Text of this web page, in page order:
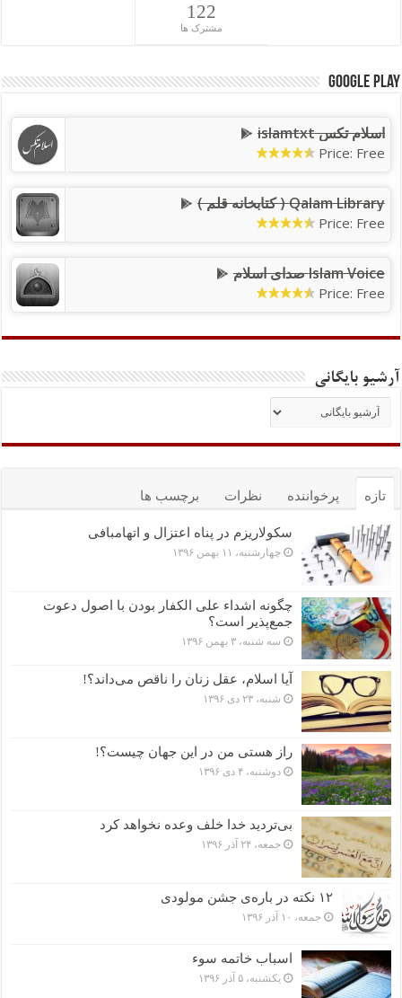
122
مشترک ها
Google Play
اسلام تکس islamtxt
Price: Free
Qalam Library ( کتابخانه قلم )
Price: Free
Islam Voice صدای اسلام
Price: Free
آرشیو بایگانی
تازه پرخواننده نظرات برچسب ها
سکولاریزم در پناه اعتزال و اتهام‎بافی
چهارشنبه، ۱۱ بهمن ۱۳۹۶
چگونه اشداء علی الکفار بودن با اصول دعوت
جمع‌پذیر است؟
سه شنبه، ۳ بهمن ۱۳۹۶
آیا اسلام، عقل زنان را ناقص می‌داند؟!
شنبه، ۲۳ دی ۱۳۹۶
راز هستی من در این جهان چیست؟!
دوشنبه، ۴ دی ۱۳۹۶
بی‌تردید خدا خلف وعده نخواهد کرد
جمعه، ۲۴ آذر ۱۳۹۶
۱۲ نکته در باره‌ی جشن مولودی
جمعه، ۱۰ آذر ۱۳۹۶
اسباب خاتمه سوء
یکشنبه، ۵ آذر ۱۳۹۶